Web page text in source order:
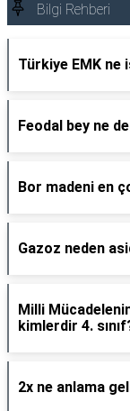
Bilgi Rehberi
Türkiye EMK ne
Feodal bey ne
Bor madeni en
Gazoz neden
Milli
kimlerdir 4.
2x ne anlama